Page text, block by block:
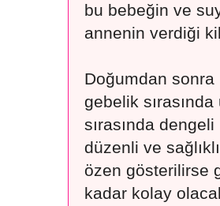
bu bebeğin ve
annenin verdiği
Doğumdan
gebelik
sırasında
düzenli ve
özen gösterilirse
kadar kolay